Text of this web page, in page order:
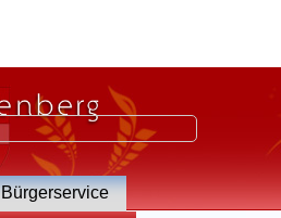
Bürgerservice